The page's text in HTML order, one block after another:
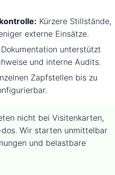
HOME
UNS
Kürzere Stillstände,
externe Einsätze.
Dokumentation unterstützt
und interne Audits.
Zapfstellen bis zu
nicht bei Visitenkarten,
Wir starten unmittelbar
und belastbare